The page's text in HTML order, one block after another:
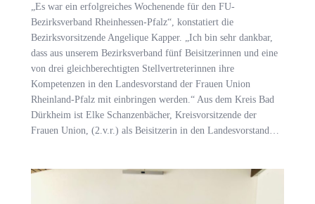
„Es war ein erfolgreiches Wochenende für den FU-
Bezirksverband Rheinhessen-Pfalz“, konstatiert die
Bezirksvorsitzende Angelique Kapper. „Ich bin sehr dankbar,
dass aus unserem Bezirksverband fünf Beisitzerinnen und eine
von drei gleichberechtigten Stellvertreterinnen ihre
Kompetenzen in den Landesvorstand der Frauen Union
Rheinland-Pfalz mit einbringen werden.“ Aus dem Kreis Bad
Dürkheim ist Elke Schanzenbächer, Kreisvorsitzende der
Frauen Union, (2.v.r.) als Beisitzerin in den Landesvorstand…